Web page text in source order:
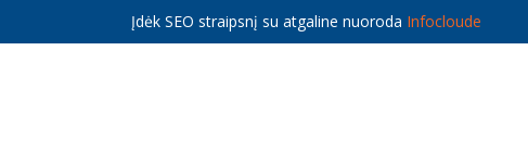
Įdėk SEO straipsnį su atgaline nuoroda Infocloude